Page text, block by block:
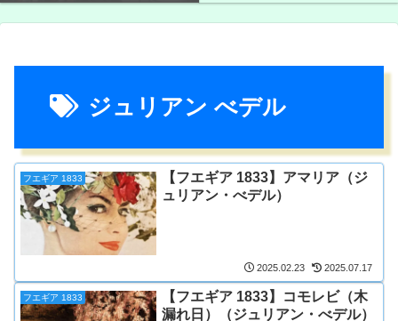
ジュリアン べデル
フエギア 1833
【フエギア 1833】アマリア（ジ
ュリアン・べデル）
2025.02.23 2025.07.17
フエギア 1833
【フエギア 1833】コモレビ（木
漏れ日）（ジュリアン・べデル）